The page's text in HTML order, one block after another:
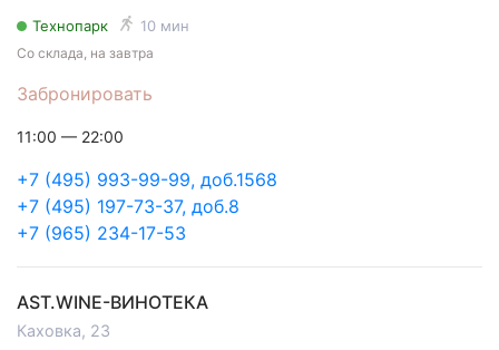
Технопарк 10 мин
Забронировать
Со склада, на завтра
+7 (495) 993-99-99, доб.1568
+7 (495) 197-73-37, доб.8
+7 (965) 234-17-53
11:00 — 22:00
AST.WINE-ВИНОТЕКА
Каховка, 23